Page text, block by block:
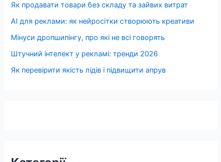
Як продавати товари без складу та зайвих витрат
AI для реклами: як нейросітки створюють креативи
Мінуси дропшипінгу, про які не всі говорять
Штучний інтелект у рекламі: тренди 2026
Як перевірити якість лідів і підвищити апрув